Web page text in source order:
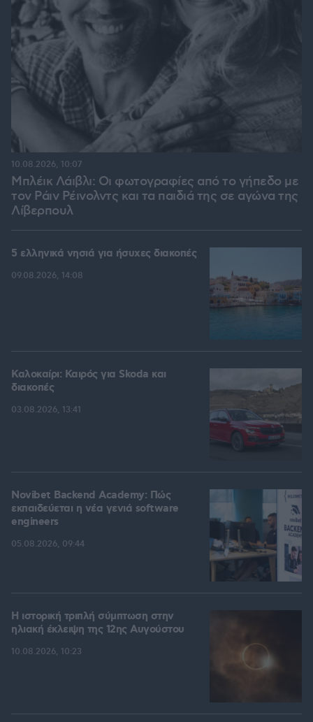
Μπλέικ Λάιβλι: Οι φωτογραφίες από το γήπεδο με
τον Ράιν Ρέινολντς και τα παιδιά της σε αγώνα της
Λίβερπουλ
10.08.2026, 10:07
5 ελληνικά νησιά για ήσυχες διακοπές
09.08.2026, 14:08
Καλοκαίρι: Καιρός για Skoda και
διακοπές
03.08.2026, 13:41
Novibet Backend Academy: Πώς
εκπαιδεύεται η νέα γενιά software
engineers
05.08.2026, 09:44
Η ιστορική τριπλή σύμπτωση στην
ηλιακή έκλειψη της 12ης Αυγούστου
10.08.2026, 10:23